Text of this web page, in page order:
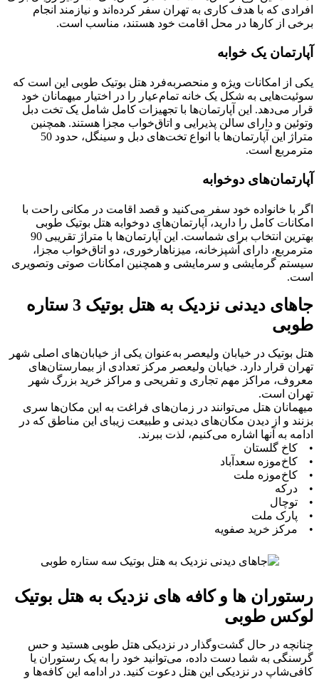
افرادی که با هدف کاری به تهران سفر کرده‌اند و نیازمند انجام
برخی از کارها در محل اقامت خود هستند، مناسب است.
آپارتمان یک خوابه
یکی از امکانات ویژه و منحصربه‌فرد هتل بوتیک طوبی این است که
سوئیت‌هایی به شکل یک خانه تمام‌عیار را در اختیار میهمانان خود
قرار می‌دهد. این آپارتمان‌ها با تجهیزات کامل شامل یک تخت دبل
وتوئین و دارای سالن پذیرایی و اتاق‌خواب مجزا هستند. همچنین
متراژ این آپارتمان‌ها با انواع تخت‌های دبل و سینگل، حدود 50
مترمربع است.
آپارتمان‌های دوخوابه
اگر با خانواده خود سفر می‌کنید و قصد اقامت در مکانی راحت با
امکانات کامل را دارید، آپارتمان‌های دوخوابه هتل بوتیک طوبی
بهترین انتخاب برای شماست. این آپارتمان‌ها با متراژ تقریبی 90
مترمربع، دارای آشپزخانه، میزناهارخوری، دو اتاق‌خواب مجزا،
سیستم گرمایشی و سرمایشی و همچنین امکانات صوتی وتصویری
است.
جاهای دیدنی نزدیک به هتل بوتیک 3 ستاره
طوبی
هتل بوتیک در خیابان ولیعصر به‌عنوان یکی از خیابان‌های اصلی شهر
تهران قرار دارد. خیابان ولیعصر مرکز تعدادی از بیمارستان‌های
معروف، مراکز مهم تجاری و تفریحی و مراکز خرید بزرگ شهر
تهران است.
میهمانان هتل می‌توانند در زمان‌های فراغت به این‌ مکان‌ها سری
بزنند و از دیدن مکان‌های دیدنی و طبیعت زیبای این مناطق که در
ادامه به آنها اشاره می‌کنیم، لذت ببرند.
• کاخ گلستان
• کاخ‌موزه سعد‌آباد
• کاخ‌موزه ملت
• درکه‌
• توچال
• پارک ملت
• مرکز خرید صفویه
رستوران ها و کافه های نزدیک به هتل بوتیک
لوکس طوبی
چنانچه در حال گشت‌وگذار در نزدیکی هتل طوبی هستید و حس
گرسنگی به شما دست داده، می‌‌توانید خود را به یک رستوران یا
کافی‌شاپ در نزدیکی این هتل دعوت کنید. در ادامه این کافه‌ها و